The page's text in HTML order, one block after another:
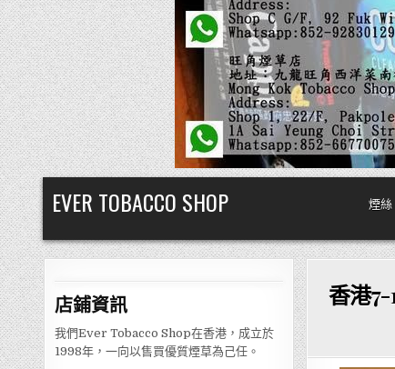
Skip
to
content
EVER TOBACCO SHOP 煙絲
店鋪資訊
我們Ever Tobacco Shop在香港，成立於
1998年，一向以售買優質煙草為己任。
香港